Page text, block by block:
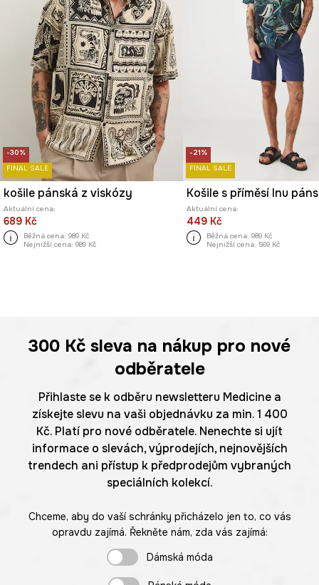
-30%
FINAL SALE
košile pánská z viskózy
Aktuální cena:
689 Kč
Běžná cena: 989 Kč
Nejnižší cena: 989 Kč
-21%
FINAL SALE
Aktuální cena:
449 Kč
Běžná cena: 989 Kč
Nejnižší cena: 569 Kč
300 Kč sleva na nákup pro nové
odběratele
Přihlaste se k odběru newsletteru Medicine a
získejte slevu na vaši objednávku za min. 1 400
Kč. Platí pro nové odběratele. Nenechte si ujít
informace o slevách, výprodejích, nejnovějších
trendech ani přístup k předprodejům vybraných
speciálních kolekcí.
Chceme, aby do vaší schránky přicházelo jen to, co vás
opravdu zajímá. Řekněte nám, zda vás zajímá:
Dámská móda